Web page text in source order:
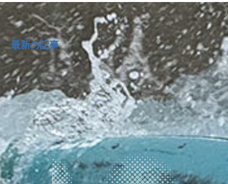
最新の記事
2026年 上期理事会議事録
2026.08.07
7月三連休は今年も安曇野ツアー